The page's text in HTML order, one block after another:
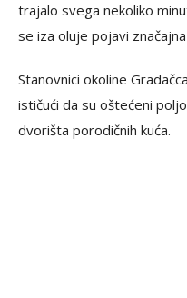
trajalo svega nekoliko
se iza oluje pojavi
Stanovnici okoline
ističući da su oštećeni
dvorišta porodičnih kuća.